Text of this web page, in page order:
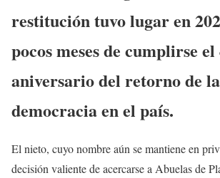
restitución tuvo lugar en
pocos meses de cumplirse el
aniversario del retorno de la
democracia en el país.
El nieto, cuyo nombre aún se mantiene en
decisión valiente de acercarse a Abuelas de